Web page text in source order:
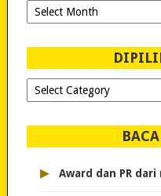
Ngeblog
Sejak
Dipilih-
dipilih..
▸ Award dan PR dari